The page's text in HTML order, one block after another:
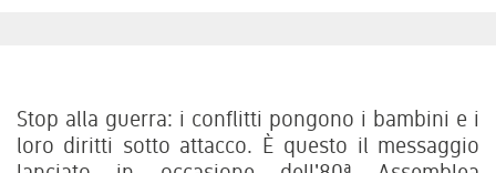
Stop alla guerra: i conflitti pongono i bambini e i
loro diritti sotto attacco. È questo il messaggio